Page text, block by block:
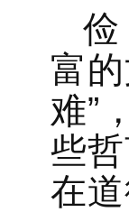
俭
富
难”
些
在